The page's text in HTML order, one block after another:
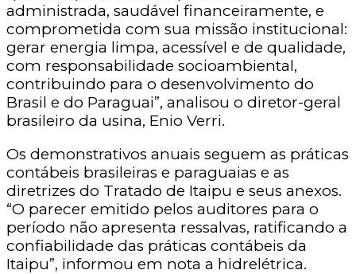
administrada, saudável financeiramente, e
comprometida com sua missão institucional:
gerar energia limpa, acessível e de qualidade,
com responsabilidade socioambiental,
contribuindo para o desenvolvimento do
Brasil e do Paraguai”, analisou o diretor-geral
brasileiro da usina, Enio Verri.
Os demonstrativos anuais seguem as práticas
contábeis brasileiras e paraguaias e as
diretrizes do Tratado de Itaipu e seus anexos.
“O parecer emitido pelos auditores para o
período não apresenta ressalvas, ratificando a
confiabilidade das práticas contábeis da
Itaipu”, informou em nota a hidrelétrica.